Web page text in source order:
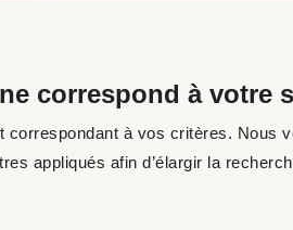
correspond à votre
correspondant à vos critères. Nous
appliqués afin d’élargir la